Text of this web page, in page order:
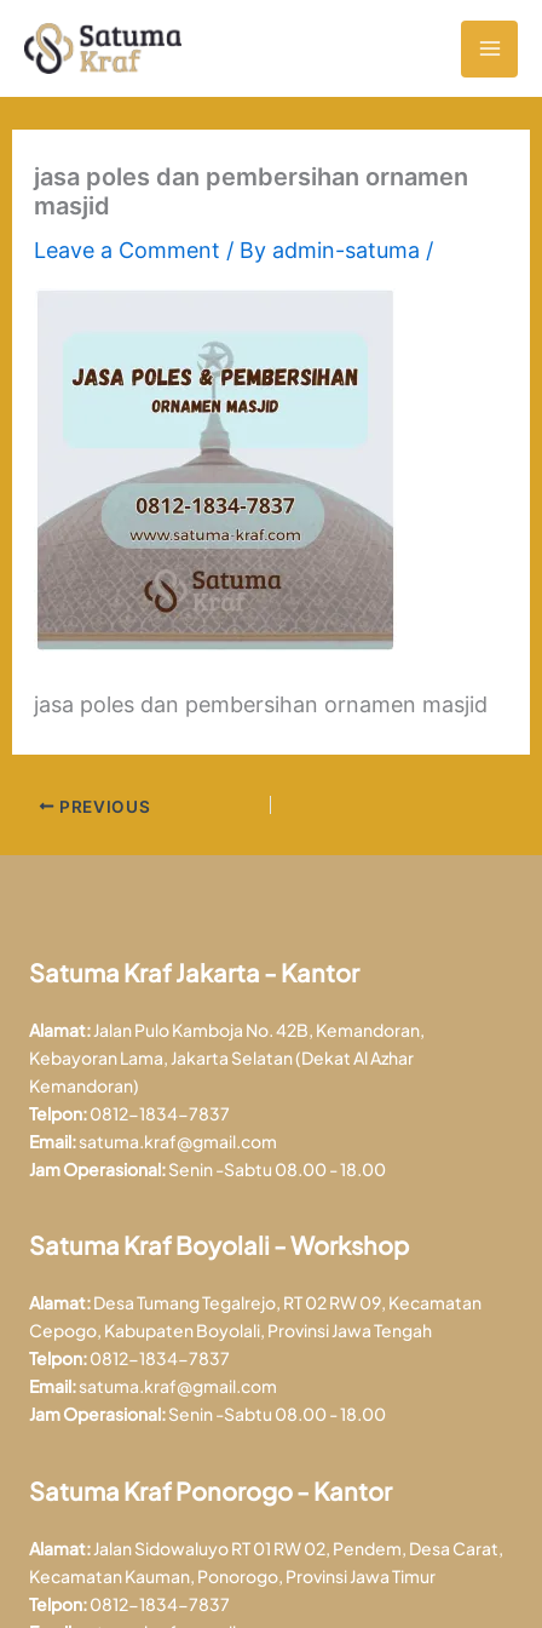
jasa poles dan pembersihan ornamen
masjid
Leave a Comment / By admin-satuma /
jasa poles dan pembersihan ornamen masjid
PREVIOUS
Satuma Kraf Jakarta - Kantor
Alamat:Jalan Pulo Kamboja No. 42B, Kemandoran,
Kebayoran Lama, Jakarta Selatan (Dekat Al Azhar
Kemandoran)
Telpon:0812-1834-7837
Email:satuma.kraf@gmail.com
Jam Operasional:Senin -Sabtu 08.00 - 18.00
Satuma Kraf Boyolali - Workshop
Alamat:Desa Tumang Tegalrejo, RT 02 RW 09, Kecamatan
Cepogo, Kabupaten Boyolali, Provinsi Jawa Tengah
Telpon:0812-1834-7837
Email:satuma.kraf@gmail.com
Jam Operasional:Senin -Sabtu 08.00 - 18.00
Satuma Kraf Ponorogo - Kantor
Alamat:Jalan Sidowaluyo RT 01 RW 02, Pendem, Desa Carat,
Kecamatan Kauman, Ponorogo, Provinsi Jawa Timur
Telpon:0812-1834-7837